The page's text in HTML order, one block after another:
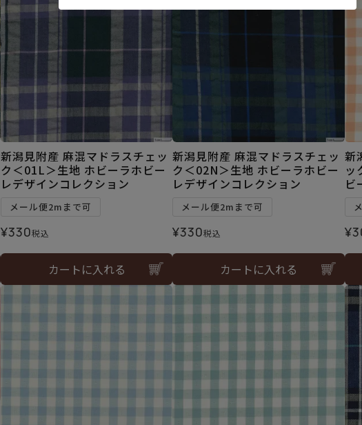
新潟見附産 麻混マドラスチェッ
ク＜01L＞生地 ホビーラホビー
レデザインコレクション
メール便2mまで可
¥330税込
カートに入れる
新潟見附産 麻混マドラスチェッ
ク＜02N＞生地 ホビーラホビー
レデザインコレクション
メール便2mまで可
¥330税込
カートに入れる
新
ッ
ビ
¥